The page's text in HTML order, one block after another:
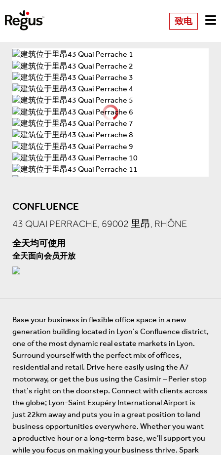
致电
CONFLUENCE
43 QUAI PERRACHE, 69002 里昂, RHÔNE
全天均可使用
全天面向会员开放
Base your business in flexible office space in a new
generation building located in Lyon’s Confluence district,
one of the most dynamic real estate markets in Lyon.
Surround yourself with the perfect mix of offices,
residential and retail. Drive here easily using the A7
motorway, or get the bus using the Casimir – Perier stop
that’s right on the doorstep. Connect with clients across
the globe; Lyon-Saint Exupéry International Airport is
just 22km away and puts you in a great position to land
business opportunities everywhere. Whether you want
a productive hour or a long-term base, we’ll support you
while you focus on making your business thrive. Spark